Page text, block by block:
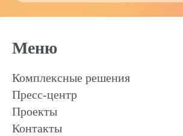
Меню
Комплексные решения
Пресс-центр
Проекты
Контакты